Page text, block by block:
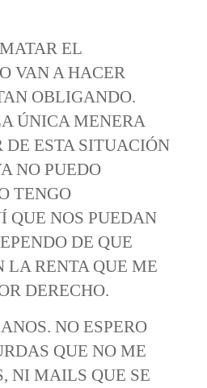
EL
VAN A HACER
OBLIGANDO.
ÚNICA MENERA
DE ESTA SITUACIÓN
NO PUEDO
TENGO
QUE NOS PUEDAN
DE QUE
LA RENTA QUE ME
DERECHO.
NO ESPERO
QUE NO ME
NI MAILS QUE SE